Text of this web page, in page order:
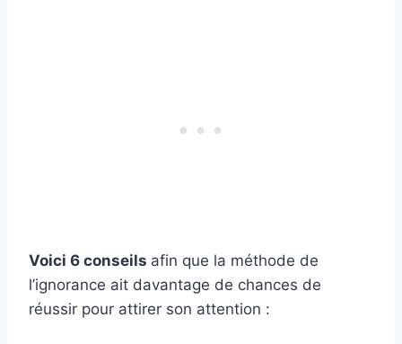
Voici 6 conseils afin que la méthode de
l’ignorance ait davantage de chances de
réussir pour attirer son attention :